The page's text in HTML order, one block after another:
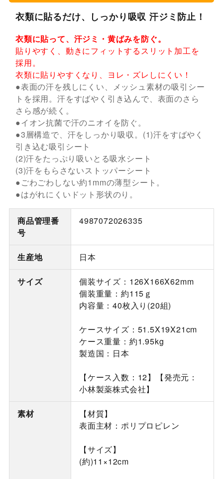
衣類に貼るだけ、しっかり吸収 汗ジミ防止！
衣類に貼って、汗ジミ・黄ばみを防ぐ。
貼りやすく、動きにフィットするスリット加工を
採用。
衣類に貼りやすくなり、ヨレ・ズレしにくい！
●表面の汗を残しにくい、メッシュ素材の吸引シー
トを採用。汗をすばやく引き込んで、表面のさら
さら感が続く。
●イオン抗菌で汗のニオイを防ぐ。
●3層構造で、汗をしっかり吸収。(1)汗をすばやく
引き込む吸引シート
(2)汗をたっぷり吸いとる吸水シート
(3)汗をもらさないストッパーシート
●ごわごわしない約1mmの薄型シート。
●はがれにくいドット形状のり。
商品管理番
号
4987072026335
生産地 日本
サイズ
個装サイズ：126X166X62mm
個装重量：約115ｇ
内容量：40枚入り(20組)
ケースサイズ：51.5X19X21cm
ケース重量：約1.95kg
製造国：日本
【ケース入数：12】【発売元：
小林製薬株式会社】
素材
【材質】
表面主材：ポリプロピレン
【サイズ】
(約)11×12cm